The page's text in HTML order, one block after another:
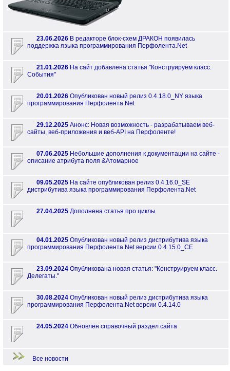
23.06.2026 В редакторе блок-схем ДРАКОН появилась
поддержка языка программирования Перфолента.Net
21.01.2026 На сайт добавлена статья "Конструируем класс.
События"
20.01.2026 Опубликован новый релиз 0.4.18.0_NY языка
программирования Перфолента.Net
29.12.2025 Анонс: Новая возможность - разрабатываем веб-
сайты, веб-приложения и веб-API на Перфоленте!
07.06.2025 Небольшие дополнения к документации на сайте -
описание атрибута поля &Атомарное
09.05.2025 На сайте опубликован релиз 0.4.16.0_SE
дистрибутива языка программирования Перфолента.Net
27.04.2025 Дополнена статья про циклы
04.01.2025 Опубликован новый релиз дистрибутива языка
программирования Перфолента.Net версии 0.4.15.0_CE
23.09.2024 Опубликована новая статья: "Конструируем класс.
Делегаты."
30.08.2024 Опубликован новый релиз дистрибутива языка
программирования Перфолента.Net версии 0.4.14.0
24.05.2024 Обновлён справочный раздел сайта
Все новости